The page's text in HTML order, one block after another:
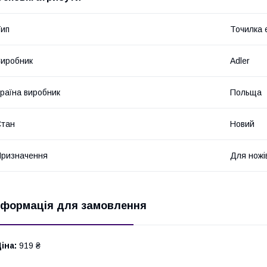
Точилка
Adler
виробник Польща
Новий
Для
для замовлення
919 ₴